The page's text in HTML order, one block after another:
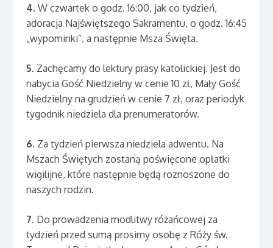
4. W czwartek o godz. 16:00, jak co tydzień,
adoracja Najświętszego Sakramentu, o godz. 16:45
„wypominki”, a następnie Msza Święta.
5. Zachęcamy do lektury prasy katolickiej. Jest do
nabycia Gość Niedzielny w cenie 10 zł, Mały Gość
Niedzielny na grudzień w cenie 7 zł, oraz periodyk
tygodnik niedziela dla prenumeratorów.
6. Za tydzień pierwsza niedziela adwentu. Na
Mszach Świętych zostaną poświęcone opłatki
wigilijne, które następnie będą roznoszone do
naszych rodzin.
7. Do prowadzenia modlitwy różańcowej za
tydzień przed sumą prosimy osobę z Róży św.